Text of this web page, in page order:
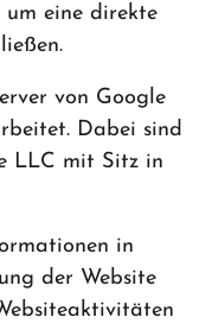
eine direkte
von Google
Dabei sind
LLC mit Sitz in
in
der Website